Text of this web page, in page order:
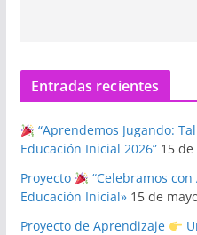
Entradas recientes
“Aprendemos Jugando:
Educación Inicial 2026” 15
Proyecto
“Celebramos
Educación Inicial» 15 de
Proyecto de Aprendizaje